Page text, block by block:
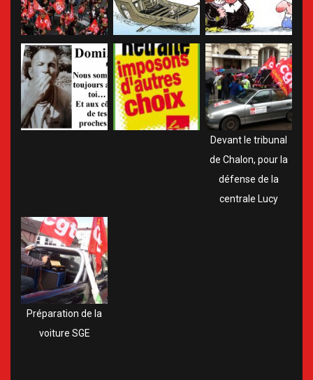
Devant le tribunal
de Chalon, pour la
défense de la
centrale Lucy
Préparation de la
voiture SGE